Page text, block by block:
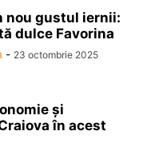
nou gustul iernii:
dulce Favorina
- 23 octombrie 2025
și
în acest